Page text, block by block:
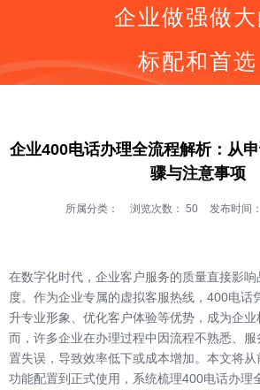
全国400电话受理中心
400号码呼叫中心平台技术服务商
同等价格，号码更好
400-0536-400
企业做强做大
标配和首选
企业400电话办理全流程解析：从
骤与注意事项
所属分类： 浏览次数： 50 发布时间
在数字化时代，企业客户服务的质量直接影
度。作为企业专属的虚拟客服热线，400电话
升专业形象、优化客户体验等优势，成为企
而，许多企业在办理过程中因流程不熟悉、
置失误，导致效率低下或成本增加。本文将从
功能配置到正式使用，系统梳理400电话办理